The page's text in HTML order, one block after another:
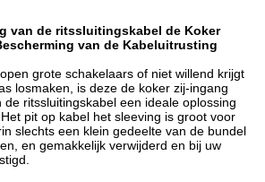
van de ritssluitingskabel de Koker
van de Kabeluitrusting
grote schakelaars of niet willend krijgt
losmaken, is deze de koker zij-ingang
ritssluitingskabel een ideale oplossing
pit op kabel het sleeving is groot voor
slechts een klein gedeelte van de bundel
en gemakkelijk verwijderd en bij uw